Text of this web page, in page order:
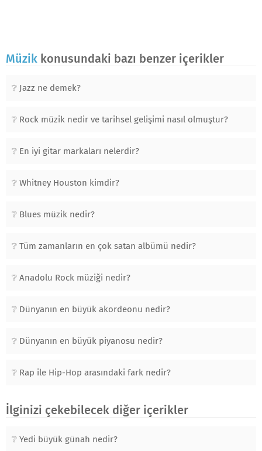
Müzik konusundaki bazı benzer içerikler
Jazz ne demek?
Rock müzik nedir ve tarihsel gelişimi nasıl olmuştur?
En iyi gitar markaları nelerdir?
Whitney Houston kimdir?
Blues müzik nedir?
Tüm zamanların en çok satan albümü nedir?
Anadolu Rock müziği nedir?
Dünyanın en büyük akordeonu nedir?
Dünyanın en büyük piyanosu nedir?
Rap ile Hip-Hop arasındaki fark nedir?
İlginizi çekebilecek diğer içerikler
Yedi büyük günah nedir?